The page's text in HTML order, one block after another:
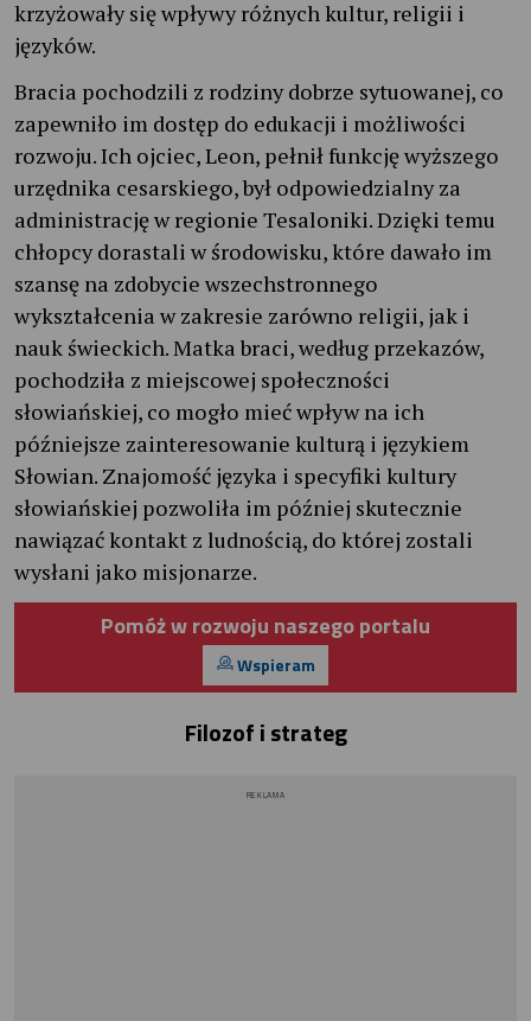
krzyżowały się wpływy różnych kultur, religii i
języków.
Bracia pochodzili z rodziny dobrze sytuowanej, co
zapewniło im dostęp do edukacji i możliwości
rozwoju. Ich ojciec, Leon, pełnił funkcję wyższego
urzędnika cesarskiego, był odpowiedzialny za
administrację w regionie Tesaloniki. Dzięki temu
chłopcy dorastali w środowisku, które dawało im
szansę na zdobycie wszechstronnego
wykształcenia w zakresie zarówno religii, jak i
nauk świeckich. Matka braci, według przekazów,
pochodziła z miejscowej społeczności
słowiańskiej, co mogło mieć wpływ na ich
późniejsze zainteresowanie kulturą i językiem
Słowian. Znajomość języka i specyfiki kultury
słowiańskiej pozwoliła im później skutecznie
nawiązać kontakt z ludnością, do której zostali
wysłani jako misjonarze.
Pomóż w rozwoju naszego portalu
Wspieram
Filozof i strateg
REKLAMA